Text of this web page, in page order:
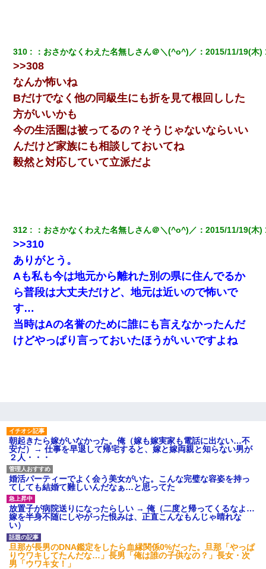
310 ： おさかなくわえた名無しさん＠＼(^o^)／ ：2015/11/19(木)
>>308
なんか怖いね
Bだけでなく他の同級生にも折を見て根回しした
方がいいかも
今の生活圏は被ってるの？そうじゃないならいい
んだけど家族にも相談しておいてね
毅然と対応していて立派だよ
312 ： おさかなくわえた名無しさん＠＼(^o^)／ ：2015/11/19(木)
>>310
ありがとう。
Aも私も今は地元から離れた別の県に住んでるか
ら普段は大丈夫だけど、地元は近いので怖いで
す…
当時はAの名誉のために誰にも言えなかったんだ
けどやっぱり言っておいたほうがいいですよね
朝起きたら嫁がいなかった。俺（嫁も嫁実家も電話に出ない…不
安だ）→ 仕事を早退して帰宅すると、嫁と嫁両親と知らない男が
２人・・・
婚活パーティーでよく会う美女がいた。こんな完璧な容姿を持っ
てしても結婚て難しいんだなぁ…と思ってた
放置子が病院送りになったらしい → 俺（二度と帰ってくるなよ…
嫁を半身不随にしやがった恨みは、正直こんなもんじゃ晴れな
い）
旦那が長男のDNA鑑定をしたら血縁関係0%だった。旦那「やっぱ
りウワキしてたんだな…」長男「俺は誰の子供なの？」長女・次
男「ウワキ女！」